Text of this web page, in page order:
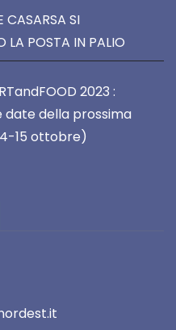
CASARSA SI
LA POSTA IN PALIO
2023 :
date della prossima
15 ottobre)